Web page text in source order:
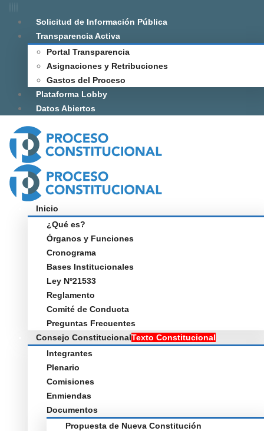
Solicitud de Información Pública
Transparencia Activa
Portal Transparencia
Asignaciones y Retribuciones
Gastos del Proceso
Plataforma Lobby
Datos Abiertos
Inicio
¿Qué es?
Órganos y Funciones
Cronograma
Bases Institucionales
Ley Nº21533
Reglamento
Comité de Conducta
Preguntas Frecuentes
Consejo ConstitucionalTexto Constitucional
Integrantes
Plenario
Comisiones
Enmiendas
Documentos
Propuesta de Nueva Constitución